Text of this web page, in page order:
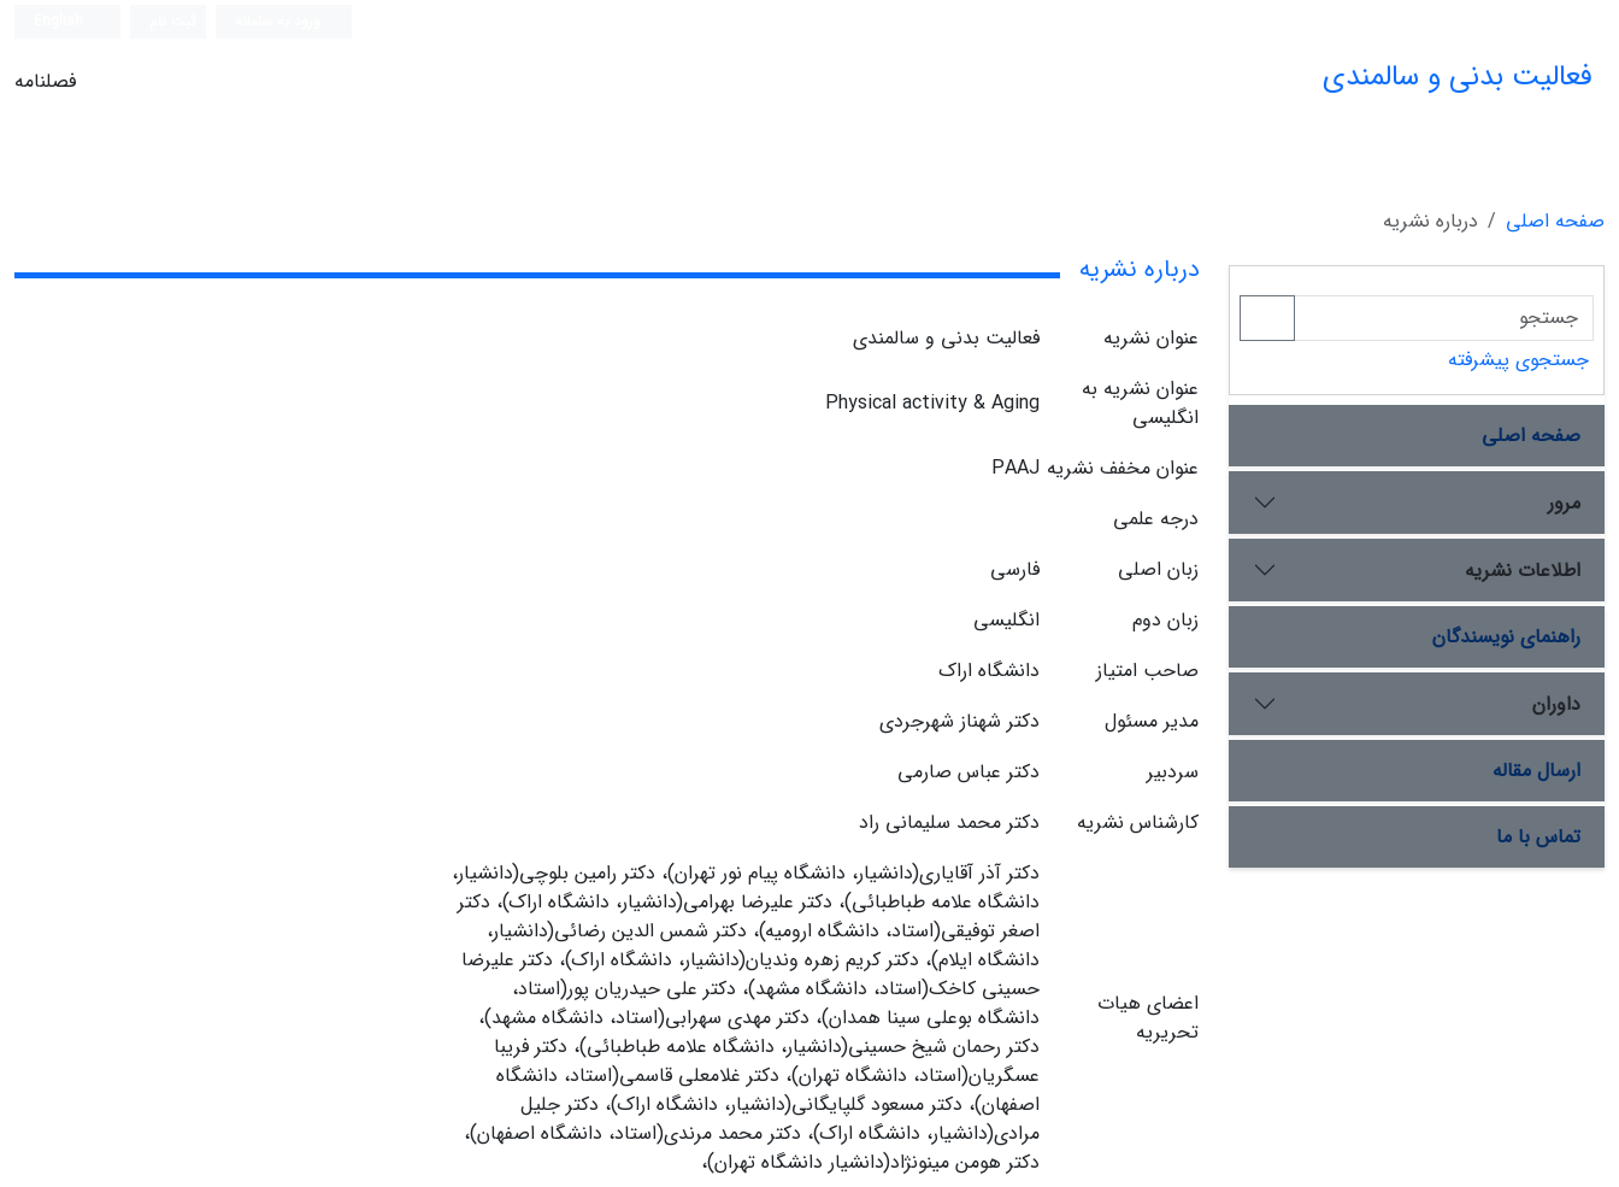
فعالیت بدنی و سالمندی فصلنامه
صفحه اصلی درباره نشریه
جستجوی پیشرفته
صفحه اصلی
مرور
اطلاعات نشریه
راهنمای نویسندگان
داوران
ارسال مقاله
تماس با ما
درباره نشریه
عنوان نشریه
فعالیت بدنی و سالمندی
عنوان نشریه به
انگلیسی
Physical activity & Aging
عنوان مخفف نشریه PAAJ
درجه علمی
زبان اصلی
فارسی
زبان دوم
انگلیسی
صاحب امتیاز
دانشگاه اراک
مدیر مسئول
دکتر شهناز شهرجردی
سردبیر
دکتر عباس صارمی
کارشناس نشریه
دکتر محمد سلیمانی راد
اعضای هیات
تحریریه
دکتر آذر آقایاری(دانشیار، دانشگاه پیام نور تهران)، دکتر رامین بلوچی(دانشیار،
دانشگاه علامه طباطبائی)، دکتر علیرضا بهرامی(دانشیار، دانشگاه اراک)، دکتر
اصغر توفیقی(استاد، دانشگاه ارومیه)، دکتر شمس الدین رضائی(دانشیار،
دانشگاه ایلام)، دکتر کریم زهره وندیان(دانشیار، دانشگاه اراک)، دکتر علیرضا
حسینی کاخک(استاد، دانشگاه مشهد)، دکتر علی حیدریان پور(استاد،
دانشگاه بوعلی سینا همدان)، دکتر مهدی سهرابی(استاد، دانشگاه مشهد)،
دکتر رحمان شیخ حسینی(دانشیار، دانشگاه علامه طباطبائی)، دکتر فریبا
عسگریان(استاد، دانشگاه تهران)، دکتر غلامعلی قاسمی(استاد، دانشگاه
اصفهان)، دکتر مسعود گلپایگانی(دانشیار، دانشگاه اراک)، دکتر جلیل
مرادی(دانشیار، دانشگاه اراک)، دکتر محمد مرندی(استاد، دانشگاه اصفهان)،
دکتر هومن مینونژاد(دانشیار دانشگاه تهران)،